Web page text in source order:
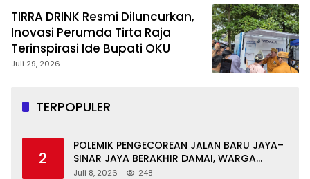
TIRRA DRINK Resmi Diluncurkan,
Inovasi Perumda Tirta Raja
Terinspirasi Ide Bupati OKU
Juli 29, 2026
TERPOPULER
2
POLEMIK PENGECOREAN JALAN BARU JAYA–
SINAR JAYA BERAKHIR DAMAI, WARGA
APRESIASI PERAN FORKOPIMCAM DAN DPRD
Juli 8, 2026 248